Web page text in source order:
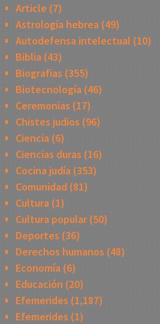
Article (7)
Astrología hebrea(49)
Autodefensa intelectual (10)
Biblia(43)
Biografias (355)
Biotecnología(46)
Ceremonias (17)
Chistes judios (96)
Ciencia(6)
Ciencias duras (16)
Cocina judía(353)
Comunidad(81)
Cultura(1)
Cultura popular(50)
Deportes (36)
Derechos humanos (48)
Economía(6)
Educación (20)
Efemerides (1,187)
Efemerides (1)